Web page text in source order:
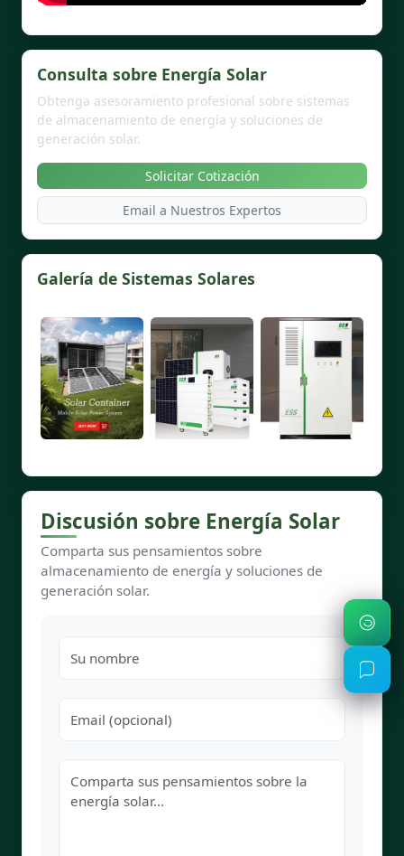
Consulta sobre Energía Solar
Obtenga asesoramiento profesional sobre sistemas
de almacenamiento de energía y soluciones de
generación solar.
Solicitar Cotización
Email a Nuestros Expertos
Galería de Sistemas Solares
Discusión sobre Energía Solar
Comparta sus pensamientos sobre
almacenamiento de energía y soluciones de
generación solar.